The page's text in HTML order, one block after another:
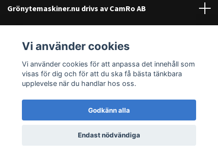
Grönytemaskiner.nu drivs av CamRo AB
Sociala medier
© 2026 Grönytemaskiner.nu
Vi använder cookies
Vi använder cookies för att anpassa det innehåll som
visas för dig och för att du ska få bästa tänkbara
upplevelse när du handlar hos oss.
Godkänn alla
Endast nödvändiga